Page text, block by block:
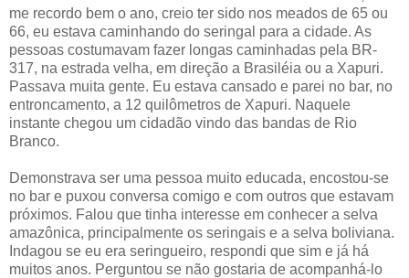
me recordo bem o ano, creio ter sido nos meados de 65 ou
66, eu estava caminhando do seringal para a cidade. As
pessoas costumavam fazer longas caminhadas pela BR-
317, na estrada velha, em direção a Brasiléia ou a Xapuri.
Passava muita gente. Eu estava cansado e parei no bar, no
entroncamento, a 12 quilômetros de Xapuri. Naquele
instante chegou um cidadão vindo das bandas de Rio
Branco.
Demonstrava ser uma pessoa muito educada, encostou-se
no bar e puxou conversa comigo e com outros que estavam
próximos. Falou que tinha interesse em conhecer a selva
amazônica, principalmente os seringais e a selva boliviana.
Indagou se eu era seringueiro, respondi que sim e já há
muitos anos. Perguntou se não gostaria de acompanhá-lo